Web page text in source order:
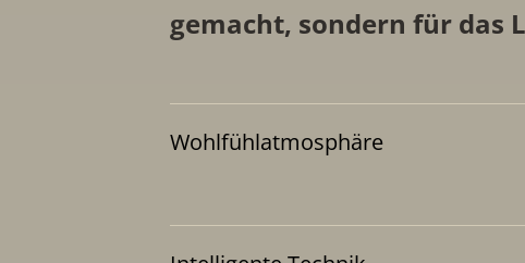
gemacht, sondern für das
Wohlfühlatmosphäre